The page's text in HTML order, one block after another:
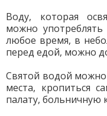
Воду, которая
можно
любое время, в
перед едой, можно
Святой водой
места, кропиться
палату, больничную